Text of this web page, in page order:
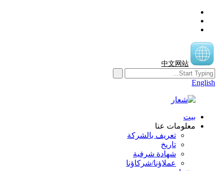
中文网站
English
بيت
معلومات عنا
تعريف بالشركة
تاريخ
شهادة شرفية
عملاؤنا/شركاؤنا